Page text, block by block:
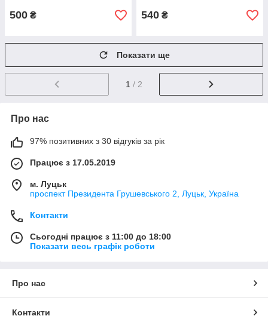
500 ₴ 540 ₴
Показати ще
1 / 2
Про нас
97% позитивних з 30 відгуків за рік
Працює з 17.05.2019
м. Луцьк
проспект Президента Грушевського 2, Луцьк, Україна
Контакти
Сьогодні працює з 11:00 до 18:00
Показати весь графік роботи
Про нас
Контакти